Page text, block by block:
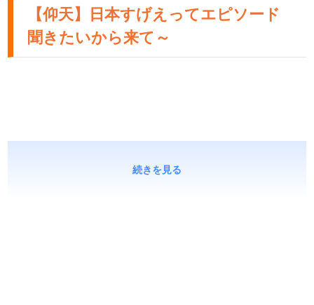
【仰天】日本すげえってエピソード
聞きたいから来て～
続きを見る